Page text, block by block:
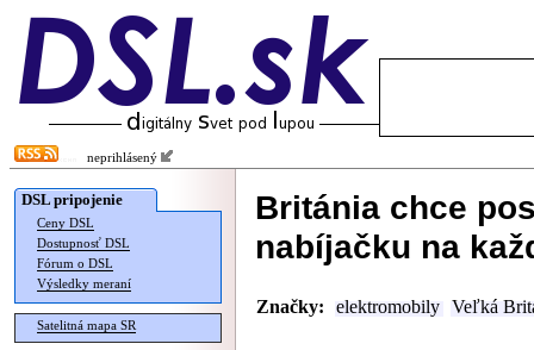
neprihlásený
DSL pripojenie
Ceny DSL
Dostupnosť DSL
Fórum o DSL
Výsledky meraní
Satelitná mapa SR
Británia chce
nabíjačku na
Značky: elektromobily Veľká